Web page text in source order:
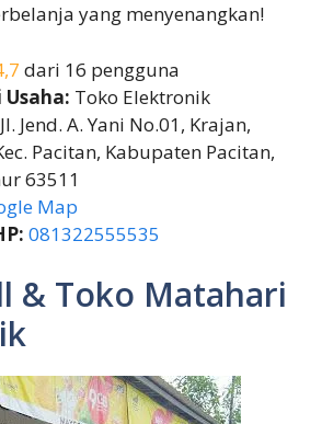
yang menyenangkan!
dari 16 pengguna
Toko Elektronik
Jl. Jend. A. Yani No.01, Krajan,
Pacitan, Kabupaten Pacitan,
63511
Map
081322555535
& Toko Matahari